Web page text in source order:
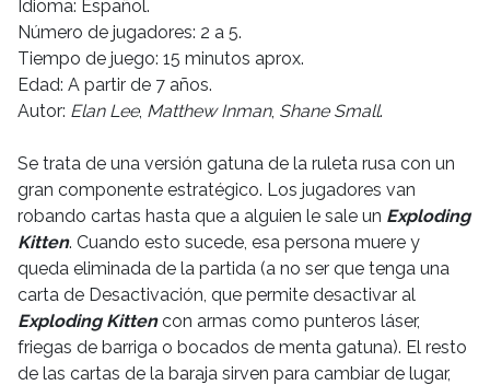
Idioma: Español.
Número de jugadores: 2 a 5.
Tiempo de juego: 15 minutos aprox.
Edad: A partir de 7 años.
Autor: Elan Lee, Matthew Inman, Shane Small.
Se trata de una versión gatuna de la ruleta rusa con un
gran componente estratégico. Los jugadores van
robando cartas hasta que a alguien le sale un Exploding
Kitten. Cuando esto sucede, esa persona muere y
queda eliminada de la partida (a no ser que tenga una
carta de Desactivación, que permite desactivar al
Exploding Kittencon armas como punteros láser,
friegas de barriga o bocados de menta gatuna). El resto
de las cartas de la baraja sirven para cambiar de lugar,